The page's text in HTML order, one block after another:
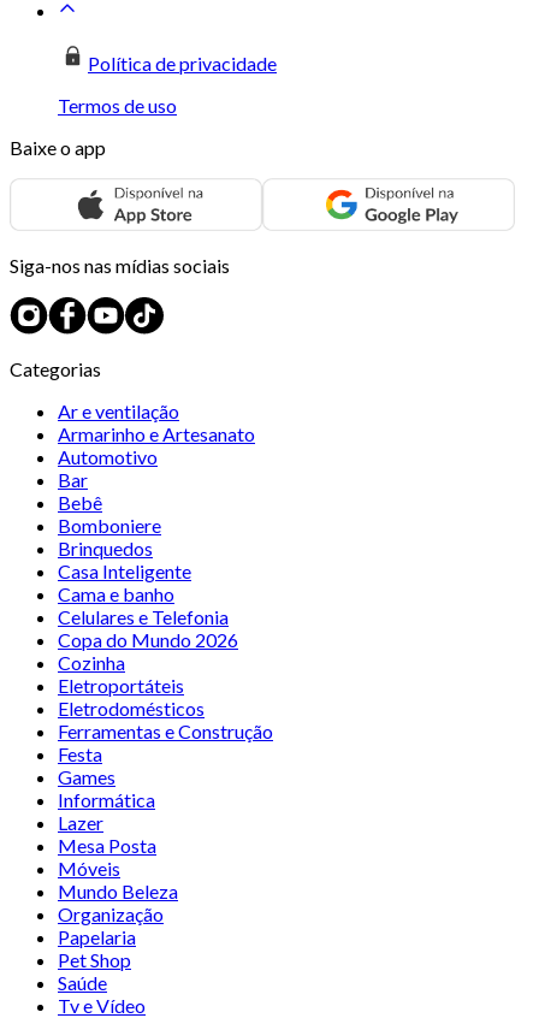
Política de privacidade
Termos de uso
Baixe o app
Siga-nos nas mídias sociais
Categorias
Ar e ventilação
Armarinho e Artesanato
Automotivo
Bar
Bebê
Bomboniere
Brinquedos
Casa Inteligente
Cama e banho
Celulares e Telefonia
Copa do Mundo 2026
Cozinha
Eletroportáteis
Eletrodomésticos
Ferramentas e Construção
Festa
Games
Informática
Lazer
Mesa Posta
Móveis
Mundo Beleza
Organização
Papelaria
Pet Shop
Saúde
Tv e Vídeo